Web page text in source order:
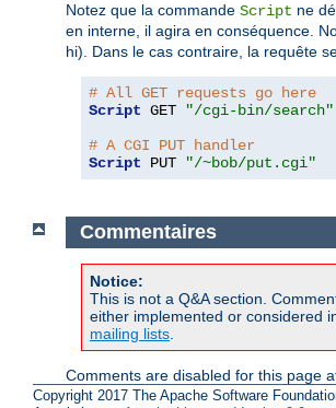
Notez que la commande Script ne
en interne, il agira en conséquence.
hi). Dans le cas contraire, la requête
# All GET requests go here
Script GET
"/cgi-bin/search"
# A CGI PUT handler
Script PUT "/~bob/put.cgi"
Commentaires
Notice:
This is not a Q&A section.
either implemented or considered
mailing lists
Comments are disabled for this page
Copyright 2017 The Apache Software